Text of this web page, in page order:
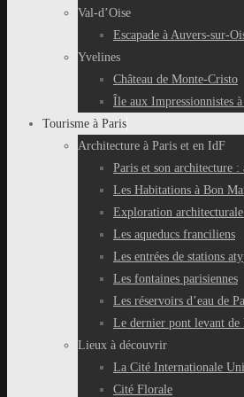
Val-d’Oise
Escapade à Auvers-sur-
Yvelines
Château de Monte-Cristo
Île aux Impressionnistes
Tourisme à Paris
Architecture à Paris et en IdF
Paris et son architecture
Les Habitations à Bon
Exploration
Les aqueducs franciliens
Les entrées de stations
Les fontaines parisiennes
Les réservoirs d’eau de
Le dernier pont levant de
Lieux à découvrir
La Cité Internationale
Cité Florale